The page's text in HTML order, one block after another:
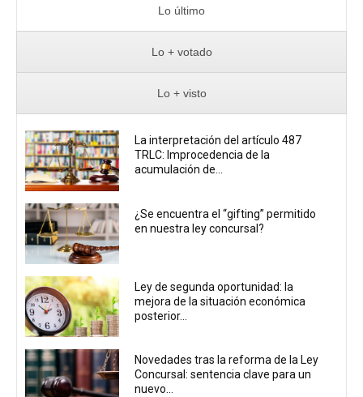
Lo último
Lo + votado
Lo + visto
La interpretación del artículo 487
TRLC: Improcedencia de la
acumulación de...
¿Se encuentra el “gifting” permitido
en nuestra ley concursal?
Ley de segunda oportunidad: la
mejora de la situación económica
posterior...
Novedades tras la reforma de la Ley
Concursal: sentencia clave para un
nuevo...